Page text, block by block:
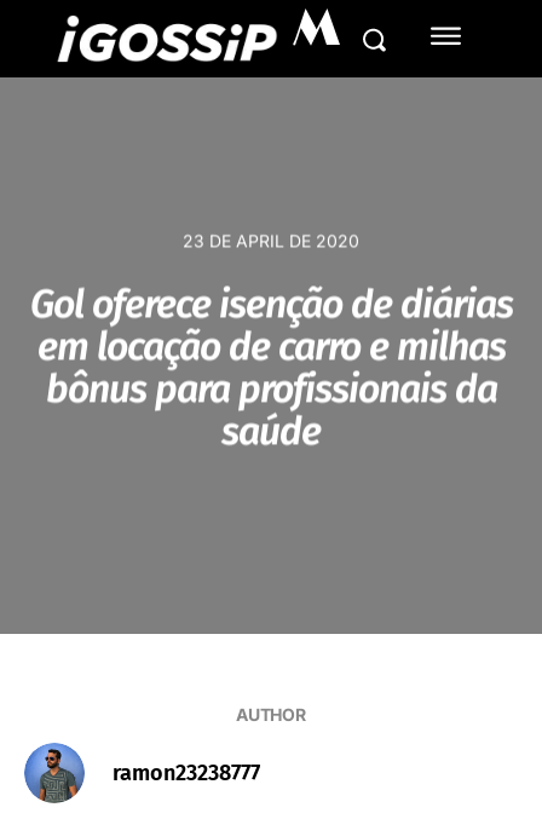
M
23 DE APRIL DE 2020
Gol oferece isenção de diárias
em locação de carro e milhas
bônus para profissionais da
saúde
AUTHOR
ramon23238777